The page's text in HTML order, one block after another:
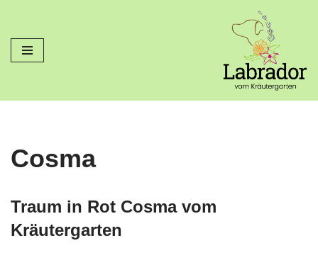
Zum
Inhalt
Cosma
Traum in Rot Cosma vom
Kräutergarten